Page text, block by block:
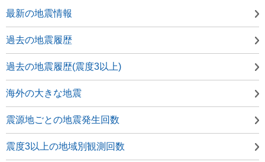
最新の地震情報
過去の地震履歴
過去の地震履歴(震度3以上)
海外の大きな地震
震源地ごとの地震発生回数
震度3以上の地域別観測回数